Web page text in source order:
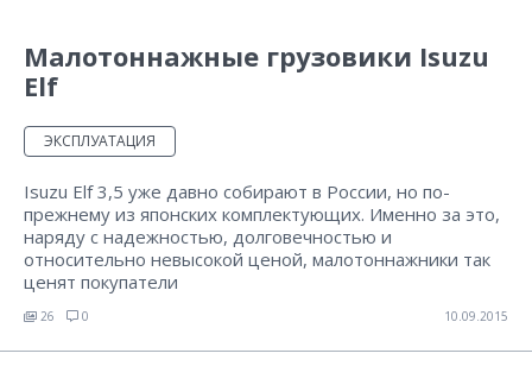
Малотоннажные грузовики Isuzu
Elf
ЭКСПЛУАТАЦИЯ
Isuzu Elf 3,5 уже давно собирают в России, но по-
прежнему из японских комплектующих. Именно за это,
наряду с надежностью, долговечностью и
относительно невысокой ценой, малотоннажники так
ценят покупатели
26 0 10.09.2015